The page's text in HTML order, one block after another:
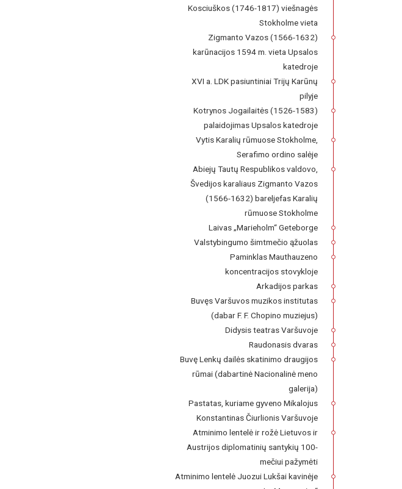
Kosciuškos (1746-1817) viešnagės
Stokholme vieta
Zigmanto Vazos (1566-1632)
karūnacijos 1594 m. vieta Upsalos
katedroje
XVI a. LDK pasiuntiniai Trijų Karūnų
pilyje
Kotrynos Jogailaitės (1526-1583)
palaidojimas Upsalos katedroje
Vytis Karalių rūmuose Stokholme,
Serafimo ordino salėje
Abiejų Tautų Respublikos valdovo,
Švedijos karaliaus Zigmanto Vazos
(1566-1632) bareljefas Karalių
rūmuose Stokholme
Laivas „Marieholm“ Geteborge
Valstybingumo šimtmečio ąžuolas
Paminklas Mauthauzeno
koncentracijos stovykloje
Arkadijos parkas
Buvęs Varšuvos muzikos institutas
(dabar F. F. Chopino muziejus)
Didysis teatras Varšuvoje
Raudonasis dvaras
Buvę Lenkų dailės skatinimo draugijos
rūmai (dabartinė Nacionalinė meno
galerija)
Pastatas, kuriame gyveno Mikalojus
Konstantinas Čiurlionis Varšuvoje
Atminimo lentelė ir rožė Lietuvos ir
Austrijos diplomatinių santykių 100-
mečiui pažymėti
Atminimo lentelė Juozui Lukšai kavinėje